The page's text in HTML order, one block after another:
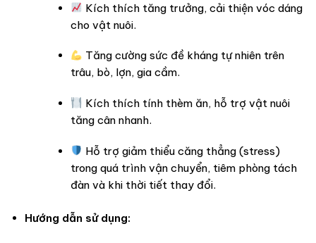
Kích thích tăng trưởng, cải thiện vóc dáng
cho vật nuôi.
Tăng cường sức đề kháng tự nhiên trên
trâu, bò, lợn, gia cầm.
Kích thích tính thèm ăn, hỗ trợ vật nuôi
tăng cân nhanh.
Hỗ trợ giảm thiểu căng thẳng (stress)
trong quá trình vận chuyển, tiêm phòng tách
đàn và khi thời tiết thay đổi.
Hướng dẫn sử dụng: